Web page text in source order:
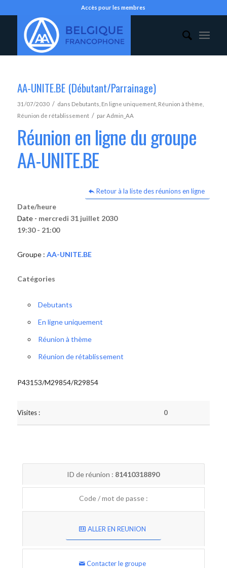
Accès pour les membres
AA-UNITE.BE (Débutant/Parrainage)
31/07/2030 / dans Debutants En ligne uniquement, Réunion à thème
Réunion de rétablissement / parAdmin_AA
Réunion en ligne du groupe
AA-UNITE.BE
Retour à la liste des réunions en ligne
Date/heure
Date - mercredi 31 juillet 2030
19:30 - 21:00
Groupe : AA-UNITE.BE
Catégories
Debutants
En ligne uniquement
Réunion à thème
Réunion de rétablissement
P43153/M29854/R29854
Visites : 0
ID de réunion : 81410318890
Code / mot de passe :
ALLER EN REUNION
Contacter le groupe